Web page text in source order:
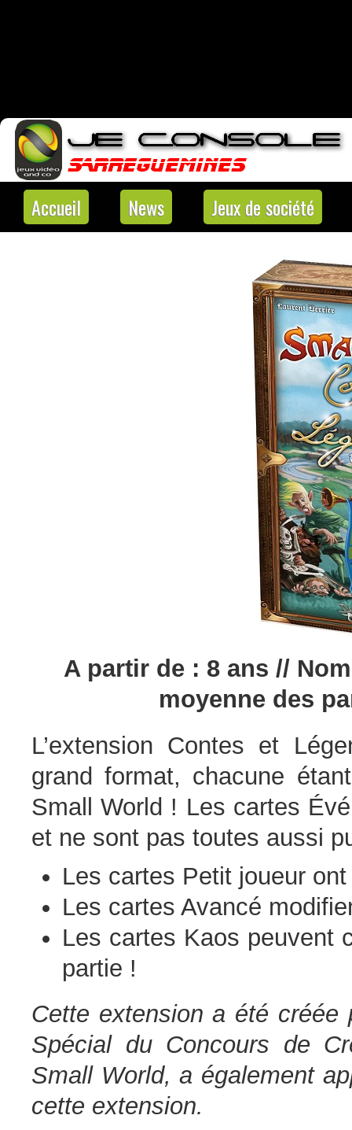
Accueil News Jeux de société
A partir de : 8 ans //
moyenne des
L’extension Contes et
grand format, chacune
Small World ! Les cartes
et ne sont pas toutes aussi
Les cartes Petit joueur
Les cartes Avancé
Les cartes Kaos peuvent
partie !
Cette extension a été créée
Spécial du Concours de
Small World, a également
cette extension.